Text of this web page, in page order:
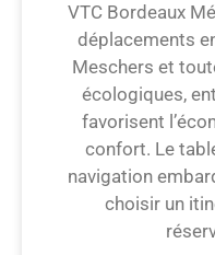
VTC Bordeaux
déplacements
Meschers et
écologiques,
favorisent
confort. Le
navigation
choisir un